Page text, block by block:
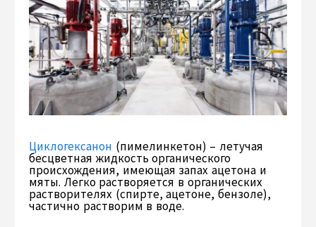
Циклогексанон (пимелинкетон) – летучая
бесцветная жидкость органического
происхождения, имеющая запах ацетона и
мяты. Легко растворяется в органических
растворителях (спирте, ацетоне, бензоле),
частично растворим в воде.